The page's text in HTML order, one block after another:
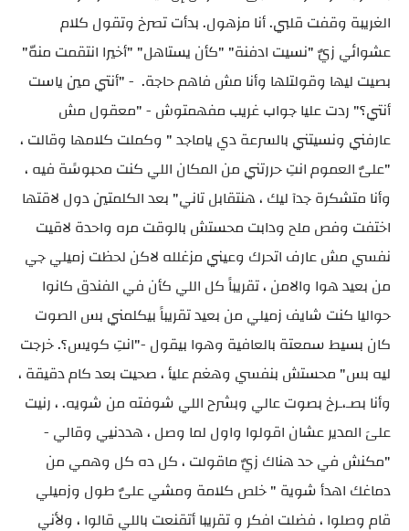
الغريبة وقفت قلبي. أنا مزهول. بدأت تصرخ وتقول كلام
عشوائي زيٌ "نسيت ادفنة" "كأن يستاهل" "أخيرا انتقمت منهّ"
بصيت ليها وقولتلها وأنا مش فاهم حاجة. - "أنتي مين ياست
أنتي؟" ردت عليا جواب غريب مفهمتوش - "معقول مش
عارفني ونسيتني بالسرعة دي ياماجد " وكملت كلامها وقالت ،
"علىٌ العموم انتِ حررتني من المكان اللي كنت محبوسًة فيه ،
وأنا متشكرة جدآ ليك ، هنتقابل تاني" بعد الكلمتين دول لاقتها
اختفت وفص ملح ودابت محستش بالوقت مره واحدة لاقيت
نفسي مش عارف اتحرك وعيني مزغلله لاكن لحظت زميلي جي
من بعيد هوا والامن ، تقريباً كل اللي كأن في الفندق كانوا
حواليا كنت شايف زميلي من بعيد تقريباً بيكلمني بس الصوت
كان بسيط سمعتة بالعافية وهوا بيقول -"انتِ كويس؟. خرجت
ليه بس" محستش بنفسي وهغم عليأ ، صحيت بعد كام دقيقة ،
وأنا بصـ،ـرخ بصوت عالي وبشرح اللي شوفته من شويه. ، رنيت
علىَ المدير عشان اقولوا واول لما وصل ، هددنيي وقالي -
"مكنش في حد هناك زيٌ ماقولت ، كل ده كل وهمي من
دماغك اهدأ شوية " خلص كلامة ومشي علىٌ طول وزميلي
قام وصلوا ، فضلت افكر و تقريبا أتقنعت باللي قالوا ، ولأني